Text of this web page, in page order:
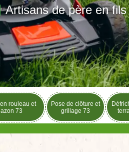
Artisans de père en fils
rouleau et
73
Pose de clôture et
grillage 73